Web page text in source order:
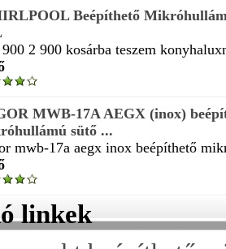
Beépíthető
2 900 kosárba teszem
MWB-17A AEGX (inox)
sütő ...
mwb-17a aegx inox beépíthető
linkek